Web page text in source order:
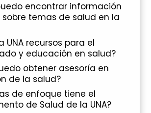
encontrar información
temas de salud en la
UNA recursos para el
y educación en salud?
obtener asesoría en
de la salud?
de enfoque tiene el
de Salud de la UNA?